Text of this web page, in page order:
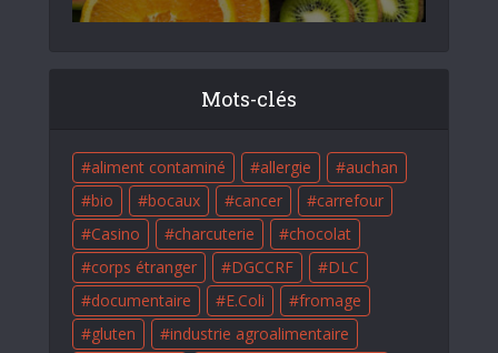
Mots-clés
aliment contaminé allergie
auchan
bio
bocaux cancer
carrefour
Casino
charcuterie
chocolat
corps étranger
DGCCRF
DLC
documentaire
E.Coli
fromage
gluten
industrie agroalimentaire